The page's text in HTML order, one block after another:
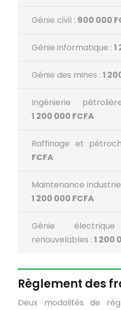
Génie civil : 900 000
Génie informatique : 1
Génie des mines : 1
Ingénierie
1 200 000 FCFA
Raffinage et
FCFA
Maintenance
1 200 000 FCFA
Génie
renouvelables : 1 200
Règlement des
Deux modalités de